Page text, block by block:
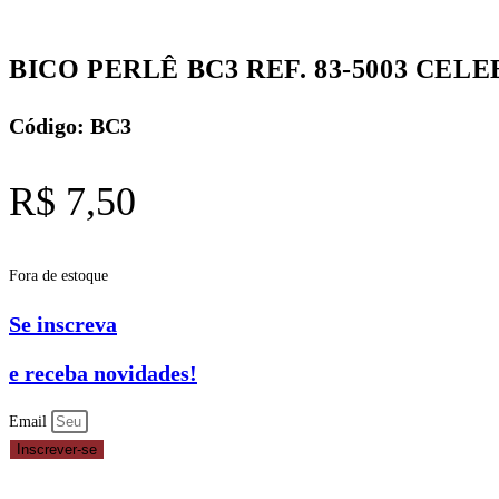
BICO PERLÊ BC3 REF. 83-5003
Código: BC3
R$ 7,50
Fora de estoque
Se inscreva
e receba novidades!
Email
Inscrever-se